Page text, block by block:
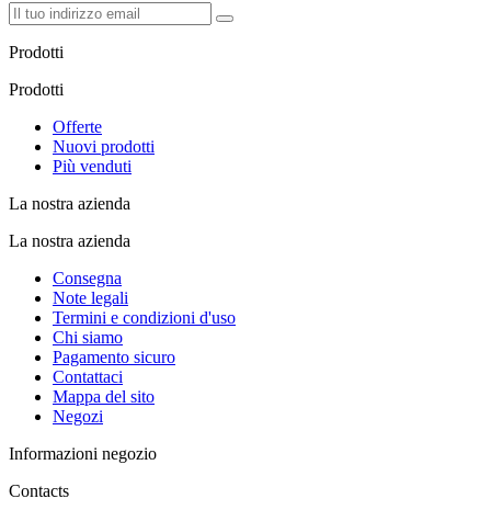
Prodotti
Prodotti
Offerte
Nuovi prodotti
Più venduti
La nostra azienda
La nostra azienda
Consegna
Note legali
Termini e condizioni d'uso
Chi siamo
Pagamento sicuro
Contattaci
Mappa del sito
Negozi
Informazioni negozio
Contacts